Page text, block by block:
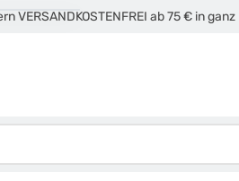
VERSANDKOSTENFREI ab 75 € in